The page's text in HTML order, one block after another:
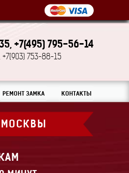
+7(495) 795-56-14
+7(903) 753-88-15
РЕМОНТ ЗАМКА КОНТАКТЫ